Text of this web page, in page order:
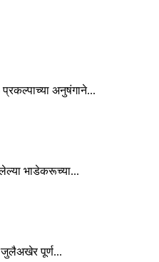
अनुषंगाने...
भाडेकरूच्या...
जुलैअखेर पूर्ण...